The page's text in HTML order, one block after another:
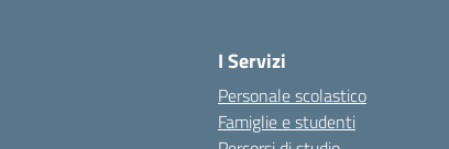
I Servizi
Personale scolastico
Famiglie e studenti